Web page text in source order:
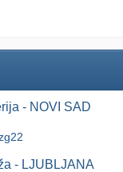
- NOVI SAD
- LJUBLJANA